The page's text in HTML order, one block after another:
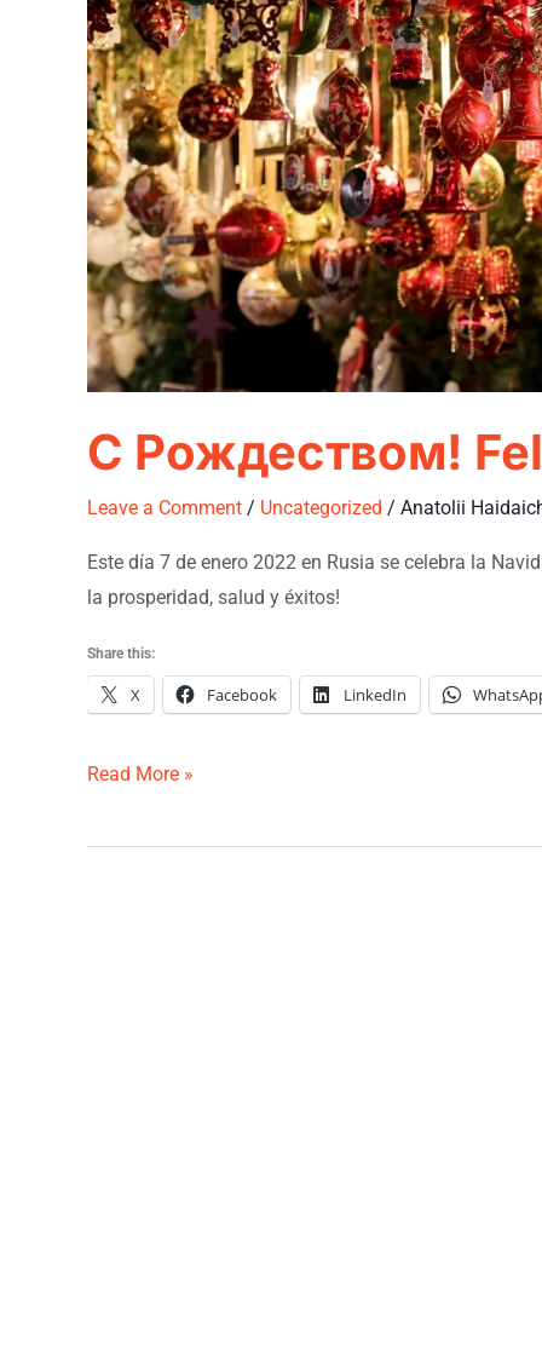
С Рождеством!
Leave a Comment / Uncategorized / Anatolii
Este día 7 de enero 2022 en Rusia se celebra la
la prosperidad, salud y éxitos!
Share this:
X Facebook LinkedIn
Read More »